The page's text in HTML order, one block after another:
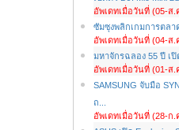
อัพเดทเมื่อวันที่ (05-ส.
ซัมซุงพลิกเกมการตลา
อัพเดทเมื่อวันที่ (04-ส.
มหาจักรฉลอง 55 ปี เปิ
อัพเดทเมื่อวันที่ (01-ส.
SAMSUNG จับมือ
ถ...
อัพเดทเมื่อวันที่ (28-ก.